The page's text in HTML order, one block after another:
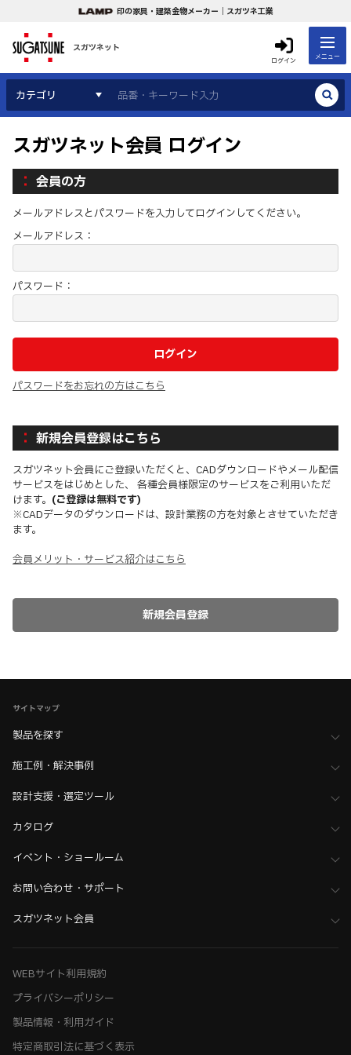
印の家具・建築金物メーカー｜スガツネ工業
スガツネット
ログイン メニュー
カテゴリ
スガツネット会員 ログイン
会員の方
メールアドレスとパスワードを入力してログインしてください。
メールアドレス：
パスワード：
パスワードをお忘れの方はこちら
新規会員登録はこちら
スガツネット会員にご登録いただくと、CADダウンロードやメール配信
サービスをはじめとした、 各種会員様限定のサービスをご利用いただ
けます。 (ご登録は無料です)
※CADデータのダウンロードは、設計業務の方を対象とさせていただき
ます。
会員メリット・サービス紹介はこちら
サイトマップ
製品を探す
施工例・解決事例
設計支援・選定ツール
カタログ
イベント・ショールーム
お問い合わせ・サポート
スガツネット会員
WEBサイト利用規約
プライバシーポリシー
製品情報・利用ガイド
特定商取引法に基づく表示